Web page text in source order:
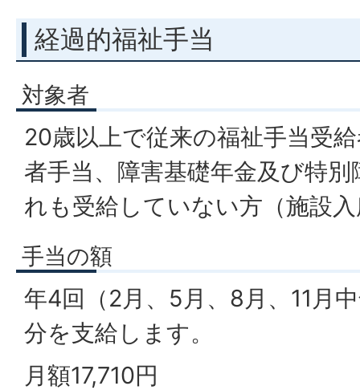
経過的福祉手当
対象者
20歳以上で従来の福祉手当受
者手当、障害基礎年金及び特
れも受給していない方（施設
手当の額
年4回（2月、5月、8月、11月
分を支給します。
月額17,710円